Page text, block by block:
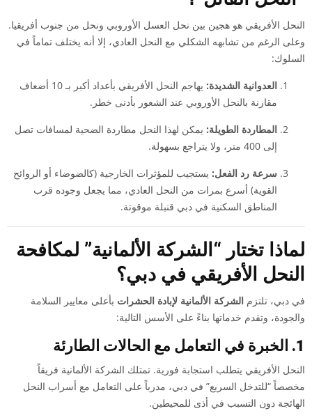
النحل الأفريقي هو هجين بين نحل العسل الأوروبي ونحل من جنوب أفريقيا.
وعلى الرغم من تشابهه الشكلي مع النحل العادي، إلا أنه يختلف تماماً في
السلوك:
العدوانية الشديدة:
يهاجم النحل الأفريقي بأعداد أكبر بـ 10 أضعاف
مقارنة بالنحل الأوروبي عند الشعور بأدنى خطر.
المطاردة الطويلة: يمكن لهذا النحل مطاردة الضحية لمسافات تصل
إلى 400 متر، ولا يتراجع بسهولة.
سرعة رد الفعل: يستجيب للمؤثرات الخارجية (كالضوضاء أو الروائح
القوية) أسرع بمرات من النحل العادي، مما يجعل وجوده قرب
المناطق السكنية في دبي قنبلة موقوتة.
لماذا تختار “الشركة الألمانية” لمكافحة
النحل الأفريقي في دبي؟
في دبي، تلتزم الشركة الألمانية لإبادة الحشرات بأعلى معايير السلامة
والجودة، وتقدم خدماتها بناءً على الأسس التالية:
1. الخبرة في التعامل مع الحالات الطارئة
النحل الأفريقي يتطلب استجابة فورية. تمتلك الشركة الألمانية فريقاً
مخصصاً “للتدخل السريع” في دبي، مدرباً على التعامل مع أسراب النحل
الهائجة دون التسبب في أذى للمحيطين.